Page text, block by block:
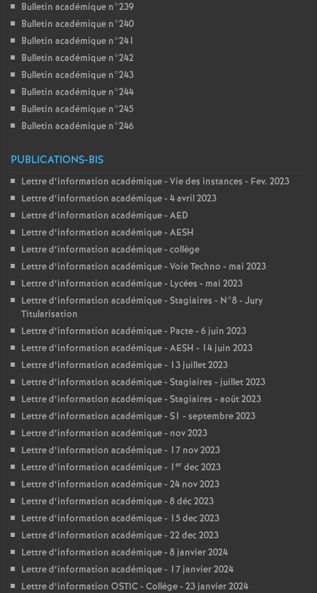
Bulletin académique n°239
Bulletin académique n°240
Bulletin académique n°241
Bulletin académique n°242
Bulletin académique n°243
Bulletin académique n°244
Bulletin académique n°245
Bulletin académique n°246
PUBLICATIONS-BIS
Lettre d’information académique - Vie des instances - Fev. 2023
Lettre d’information académique - 4 avril 2023
Lettre d’information académique - AED
Lettre d’information académique - AESH
Lettre d’information académique - collège
Lettre d’information académique - Voie Techno - mai 2023
Lettre d’information académique - Lycées - mai 2023
Lettre d’information académique - Stagiaires - N°8 - Jury
Titularisation
Lettre d’information académique - Pacte - 6 juin 2023
Lettre d’information académique - AESH - 14 juin 2023
Lettre d’information académique - 13 juillet 2023
Lettre d’information académique - Stagiaires - juillet 2023
Lettre d’information académique - Stagiaires - août 2023
Lettre d’information académique - S1 - septembre 2023
Lettre d’information académique - nov 2023
Lettre d’information académique - 17 nov 2023
Lettre d’information académique - 1 er dec 2023
Lettre d’information académique - 24 nov 2023
Lettre d’information académique - 8 déc 2023
Lettre d’information académique - 15 dec 2023
Lettre d’information académique - 22 dec 2023
Lettre d’information académique - 8 janvier 2024
Lettre d’information académique - 17 janvier 2024
Lettre d’information OSTIC - Collège - 23 janvier 2024